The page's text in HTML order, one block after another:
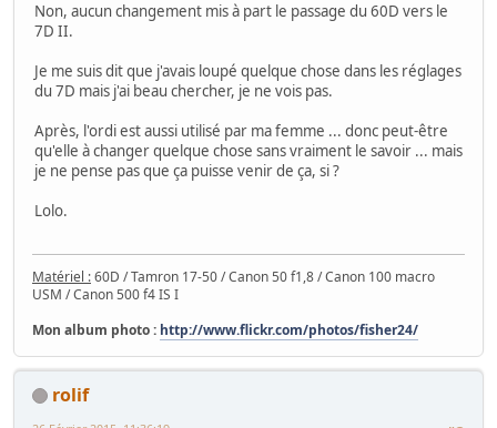
Non, aucun changement mis à part le passage du 60D vers le
7D II.
Je me suis dit que j'avais loupé quelque chose dans les réglages
du 7D mais j'ai beau chercher, je ne vois pas.
Après, l'ordi est aussi utilisé par ma femme ... donc peut-être
qu'elle à changer quelque chose sans vraiment le savoir ... mais
je ne pense pas que ça puisse venir de ça, si ?
Lolo.
Matériel :60D / Tamron 17-50 / Canon 50 f1,8 / Canon 100 macro
USM / Canon 500 f4 IS I
Mon album photo : http://www.flickr.com/photos/fisher24/
rolif